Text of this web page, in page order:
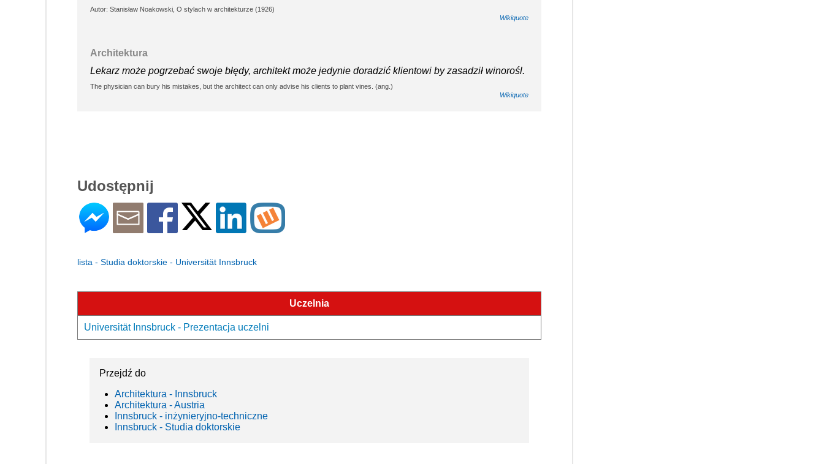
Autor: Stanisław Noakowski, O stylach w architekturze (1926)
Wikiquote
Architektura
Lekarz może pogrzebać swoje błędy, architekt może jedynie doradzić klientowi by zasadził winorośl.
The physician can bury his mistakes, but the architect can only advise his clients to plant vines. (ang.)
Wikiquote
Udostępnij
lista - Studia doktorskie - Universität Innsbruck
Uczelnia
Universität Innsbruck - Prezentacja uczelni
Przejdź do
Architektura - Innsbruck
Architektura - Austria
Innsbruck - inżynieryjno-techniczne
Innsbruck - Studia doktorskie